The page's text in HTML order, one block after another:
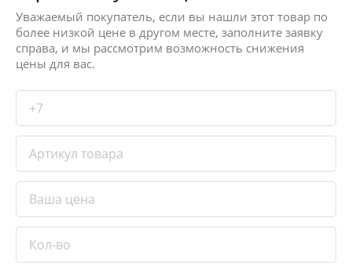
Уважаемый покупатель, если вы нашли этот товар по
более низкой цене в другом месте, заполните заявку
справа, и мы рассмотрим возможность снижения
цены для вас.